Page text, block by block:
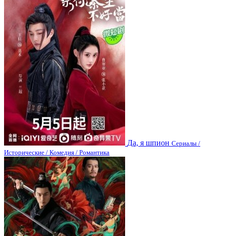
Да, я шпион Сериалы /
Исторические / Комедия / Романтика